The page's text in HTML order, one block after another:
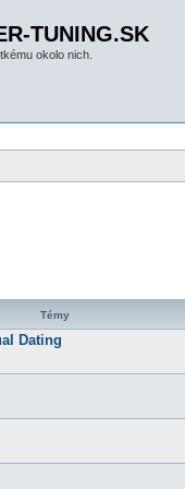
TUNING.SK
okolo nich.
Témy
Dating